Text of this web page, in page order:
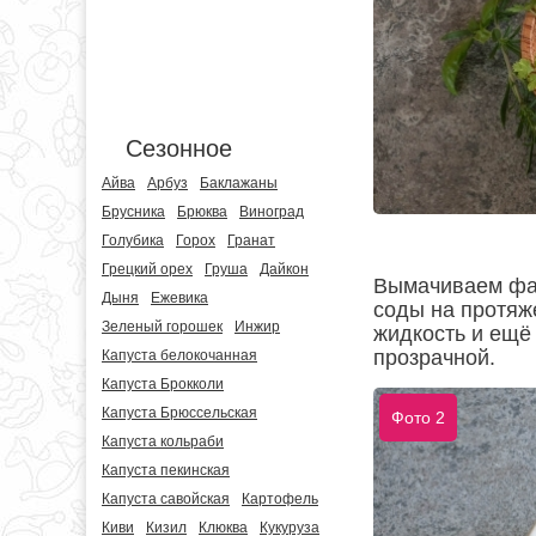
Сезонное
Айва Арбуз
Баклажаны
Брусника
Брюква
Виноград
Голубика
Горох
Гранат
Грецкий орех
Груша
Дайкон
Дыня
Ежевика
Зеленый горошек
Инжир
Капуста белокочанная
Капуста Брокколи
Капуста Брюссельская
Капуста кольраби
Капуста пекинская
Капуста савойская
Картофель
Киви
Кизил Клюква Кукуруза
Вымачиваем
соды на
жидкость и
прозрачной.
Фото 2